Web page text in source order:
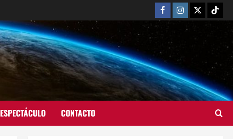
ESPECTÁCULO CONTACTO